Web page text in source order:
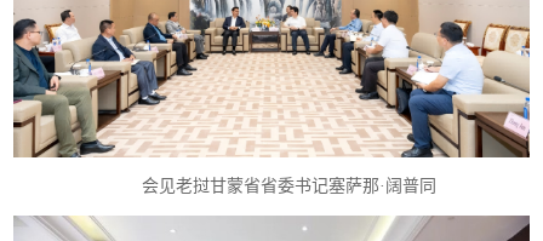
会见老挝甘蒙省省委书记塞萨那·阔普同